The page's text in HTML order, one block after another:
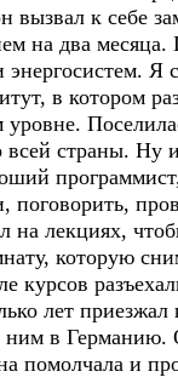
вызвал к себе
на два
энергосистем.
в котором
уровне.
страны. Ну
поговорить,
на лекциях,
которую
курсов
лет
ним в
помолчала и